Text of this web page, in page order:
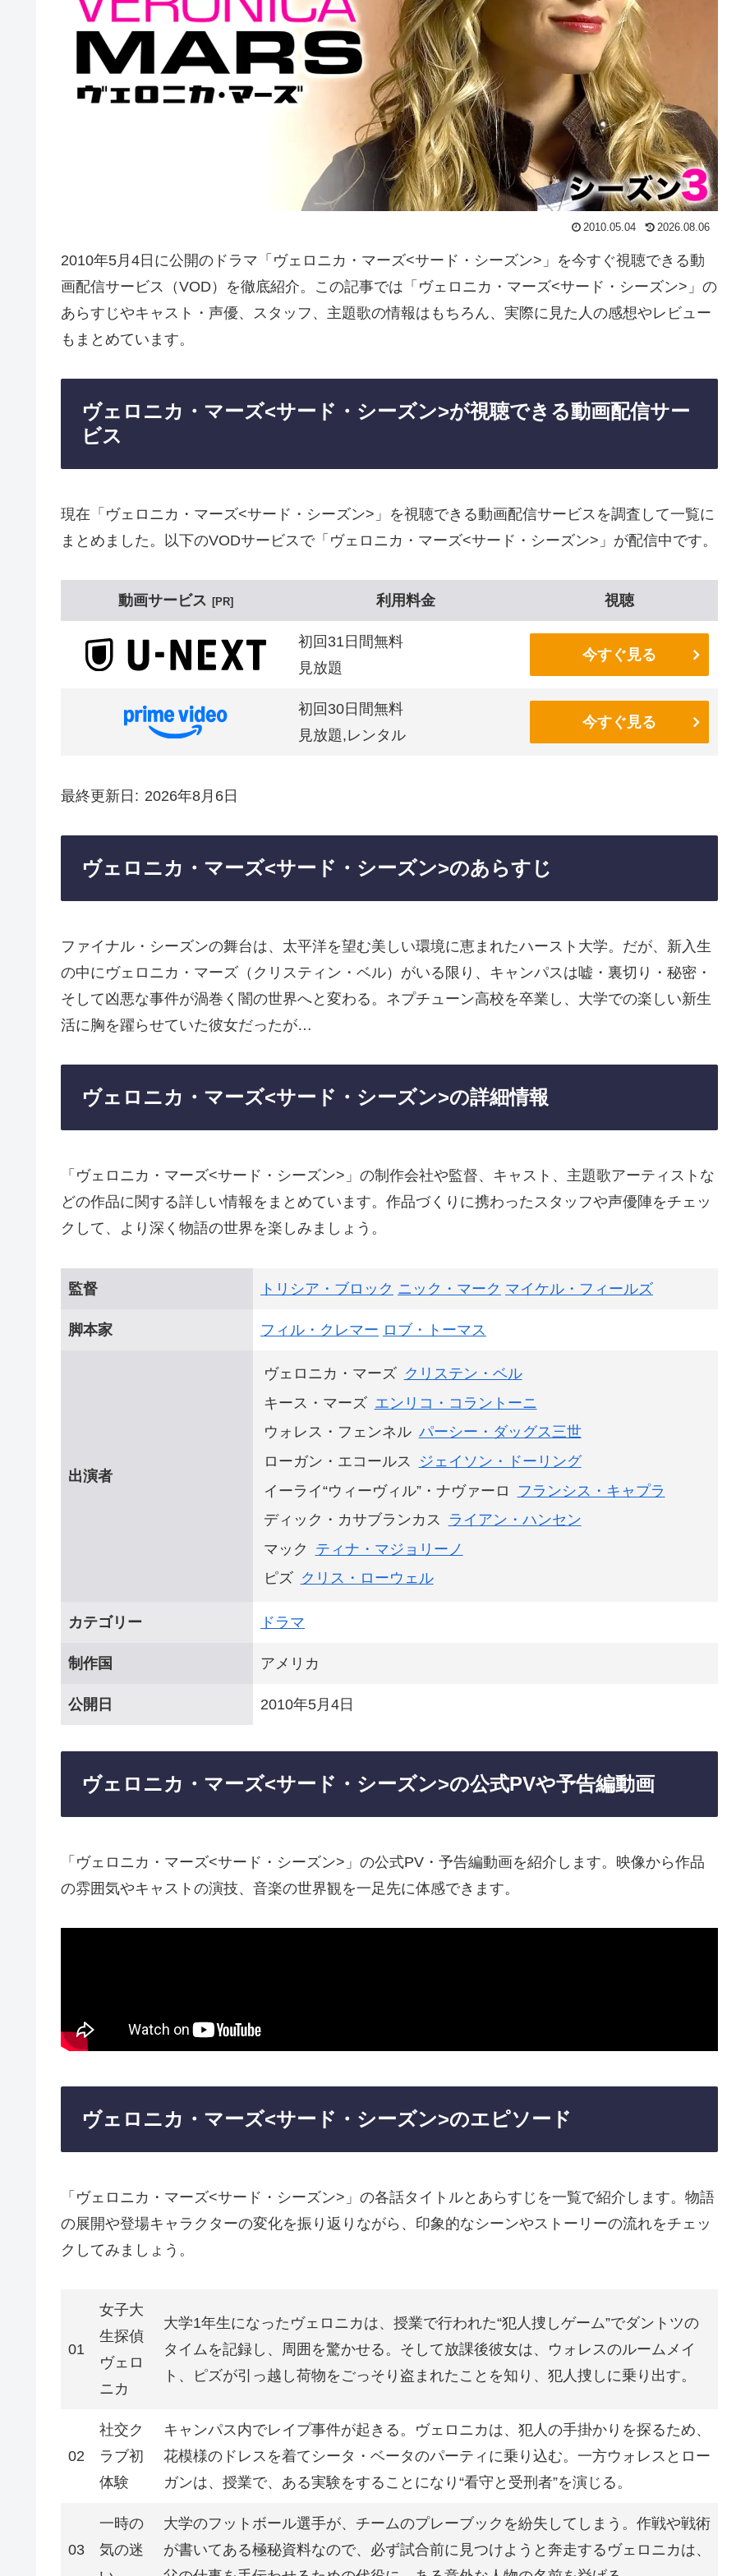
2010.05.04 2026.08.06
2010年5月4日に公開のドラマ「ヴェロニカ・マーズ<サード・シーズン>」を今すぐ視聴できる動
画配信サービス（VOD）を徹底紹介。この記事では「ヴェロニカ・マーズ<サード・シーズン>」の
あらすじやキャスト・声優、スタッフ、主題歌の情報はもちろん、実際に見た人の感想やレビュー
もまとめています。
ヴェロニカ・マーズ<サード・シーズン>が視聴できる動画配信サー
ビス
現在「ヴェロニカ・マーズ<サード・シーズン>」を視聴できる動画配信サービスを調査して一覧に
まとめました。以下のVODサービスで「ヴェロニカ・マーズ<サード・シーズン>」が配信中です。
動画サービス PR 利用料金 視聴
初回31日間無料
見放題
今すぐ見る
初回30日間無料
見放題,レンタル
今すぐ見る
最終更新日 2026年8月6日
ヴェロニカ・マーズ<サード・シーズン>のあらすじ
ファイナル・シーズンの舞台は、太平洋を望む美しい環境に恵まれたハースト大学。だが、新入生
の中にヴェロニカ・マーズ（クリスティン・ベル）がいる限り、キャンパスは嘘・裏切り・秘密・
そして凶悪な事件が渦巻く闇の世界へと変わる。ネプチューン高校を卒業し、大学での楽しい新生
活に胸を躍らせていた彼女だったが…
ヴェロニカ・マーズ<サード・シーズン>の詳細情報
「ヴェロニカ・マーズ<サード・シーズン>」の制作会社や監督、キャスト、主題歌アーティストな
どの作品に関する詳しい情報をまとめています。作品づくりに携わったスタッフや声優陣をチェッ
クして、より深く物語の世界を楽しみましょう。
監督 トリシア・ブロック ニック・マーク マイケル・フィールズ
脚本家 フィル・クレマー ロブ・トーマス
出演者
ヴェロニカ・マーズ クリステン・ベル
キース・マーズ エンリコ・コラントーニ
ウォレス・フェンネル パーシー・ダッグス三世
ローガン・エコールス
ジェイソン・ドーリング
イーライ“ウィーヴィル”・ナヴァーロ
フランシス・キャプラ
ディック・カサブランカス
ライアン・ハンセン
マック
ティナ・マジョリーノ
ピズ クリス・ローウェル
カテゴリー ドラマ
制作国 アメリカ
公開日 2010年5月4日
ヴェロニカ・マーズ<サード・シーズン>の公式PVや予告編動画
「ヴェロニカ・マーズ<サード・シーズン>」の公式PV・予告編動画を紹介します。映像から作品
の雰囲気やキャストの演技、音楽の世界観を一足先に体感できます。
ヴェロニカ・マーズ<サード・シーズン>のエピソード
「ヴェロニカ・マーズ<サード・シーズン>」の各話タイトルとあらすじを一覧で紹介します。物語
の展開や登場キャラクターの変化を振り返りながら、印象的なシーンやストーリーの流れをチェッ
クしてみましょう。
01
女子大
生探偵
ヴェロ
ニカ
大学1年生になったヴェロニカは、授業で行われた“犯人捜しゲーム”でダントツの
タイムを記録し、周囲を驚かせる。そして放課後彼女は、ウォレスのルームメイ
ト、ピズが引っ越し荷物をごっそり盗まれたことを知り、犯人捜しに乗り出す。
02
社交ク
ラブ初
体験
キャンパス内でレイプ事件が起きる。ヴェロニカは、犯人の手掛かりを探るため、
花模様のドレスを着てシータ・ベータのパーティに乗り込む。一方ウォレスとロー
ガンは、授業で、ある実験をすることになり“看守と受刑者”を演じる。
03
一時の
気の迷
大学のフットボール選手が、チームのプレーブックを紛失してしまう。作戦や戦術
が書いてある極秘資料なので、必ず試合前に見つけようと奔走するヴェロニカは、